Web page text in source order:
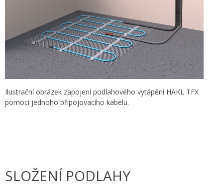
Ilustrační obrázek zapojení podlahového vytápění HAKL TFX
pomocí jednoho připojovacího kabelu.
SLOŽENÍ PODLAHY